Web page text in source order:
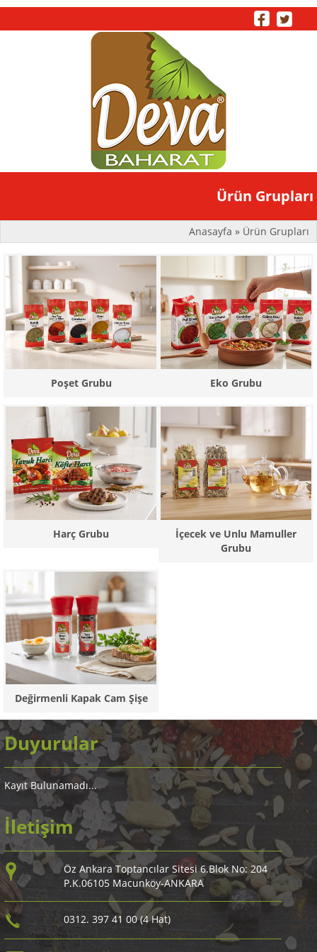
Toggle
Ürün Grupları
Anasayfa » Ürün Grupları
Poşet Grubu Eko Grubu
Harç Grubu
İçecek ve Unlu Mamuller
Grubu
Değirmenli Kapak Cam Şişe
Duyurular
Kayıt Bulunamadı...
İletişim
Öz Ankara Toptancılar Sitesi 6.Blok No: 204
P.K.06105 Macunköy-ANKARA
0312. 397 41 00 (4 Hat)